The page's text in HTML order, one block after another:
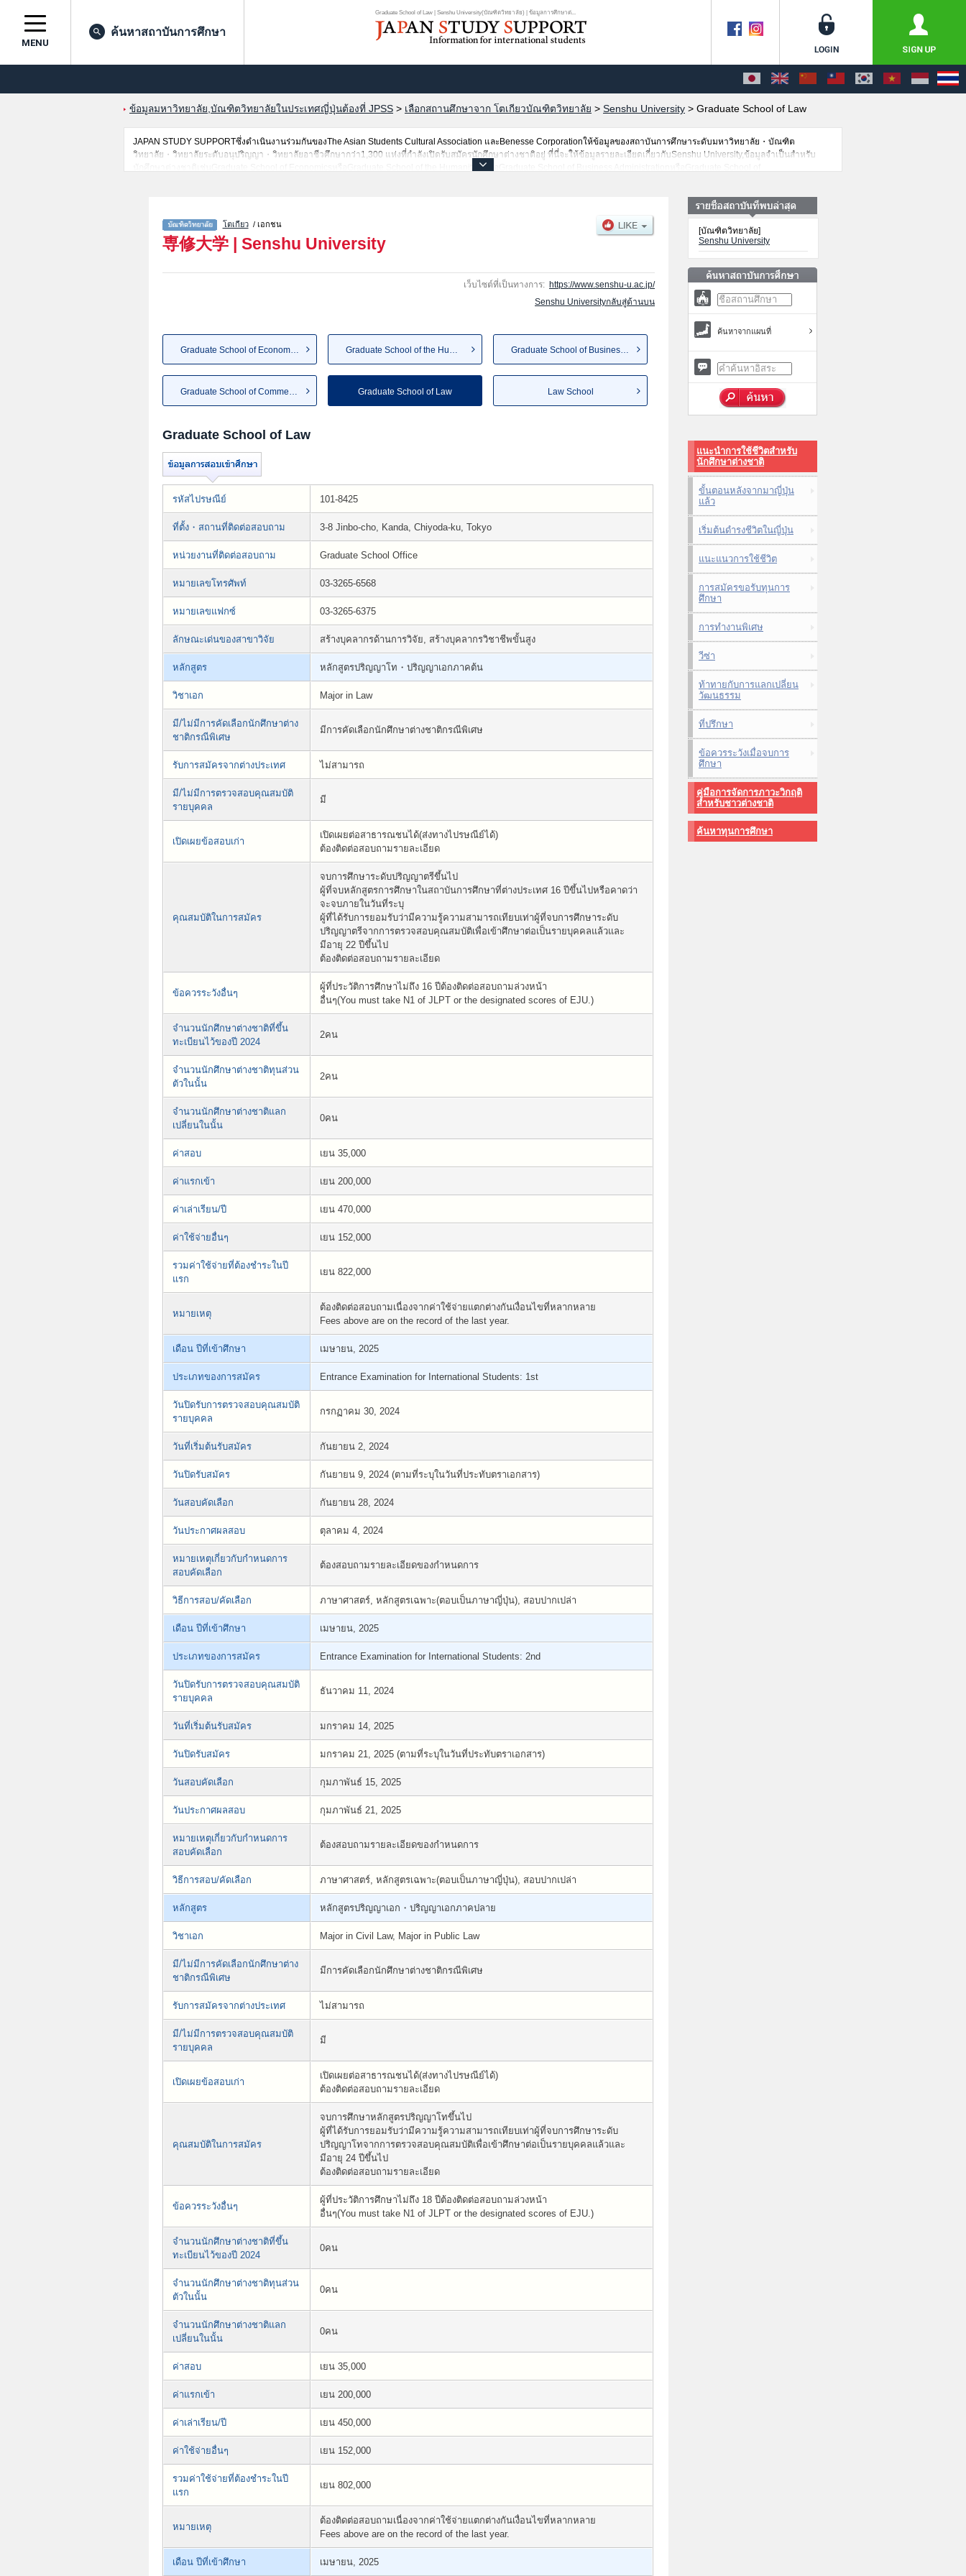
Graduate School of Law | Senshu University(บัณฑิตวิทยาลัย) | ข้อมูลการศึกษาต่...
MENU
ค้นหาสถาบันการศึกษา
ข้อมูลมหาวิทยาลัย,บัณฑิตวิทยาลัยในประเทศญี่ปุ่นต้องที่ JPSS > เลือกสถานศึกษาจาก โตเกียวบัณฑิตวิทยาลัย > Senshu University > Graduate School of Law
JAPAN STUDY SUPPORTซึ่งดำเนินงานร่วมกันของThe Asian Students Cultural Association และBenesse Corporationให้ข้อมูลของสถาบันการศึกษาระดับมหาวิทยาลัย・บัณฑิต
วิทยาลัย・วิทยาลัยระดับอนุปริญญา・วิทยาลัยอาชีวศึกษากว่า1,300 แห่งที่กำลังเปิดรับสมัครนักศึกษาต่างชาติอยู่ ที่นี่จะให้ข้อมูลรายละเอียดเกี่ยวกับSenshu University,ข้อมูลจำเป็นสำหรับ
นักศึกษาต่างชาติเช่นGraduate School of EconomicsหรือGraduate School of the HumanitiesหรือGraduate School of Business AdministrationหรือGraduate School of
โตเกียว/ เอกชน
専修大学 | Senshu University
เว็บไซต์ที่เป็นทางการ: https://www.senshu-u.ac.jp/
Senshu Universityกลับสู่ด้านบน
Graduate School of Economics Graduate School of the Humani... Graduate School of Business A...
Graduate School of Law Law School
Graduate School of Law
รหัสไปรษณีย์ 101-8425
ที่ตั้ง・สถานที่ติดต่อสอบถาม 3-8 Jinbo-cho, Kanda, Chiyoda-ku, Tokyo
หน่วยงานที่ติดต่อสอบถาม Graduate School Office
หมายเลขโทรศัพท์ 03-3265-6568
หมายเลขแฟกซ์ 03-3265-6375
ลักษณะเด่นของสาขาวิจัย สร้างบุคลากรด้านการวิจัย, สร้างบุคลากรวิชาชีพขั้นสูง
หลักสูตร หลักสูตรปริญญาโท・ปริญญาเอกภาคต้น
วิชาเอก Major in Law
มี/ไม่มีการคัดเลือกนักศึกษาต่าง
ชาติกรณีพิเศษ
มีการคัดเลือกนักศึกษาต่างชาติกรณีพิเศษ
รับการสมัครจากต่างประเทศ ไม่สามารถ
มี/ไม่มีการตรวจสอบคุณสมบัติ
รายบุคคล
มี
เปิดเผยข้อสอบเก่า
เปิดเผยต่อสาธารณชนได้(ส่งทางไปรษณีย์ได้)
ต้องติดต่อสอบถามรายละเอียด
คุณสมบัติในการสมัคร
จบการศึกษาระดับปริญญาตรีขึ้นไป
ผู้ที่จบหลักสูตรการศึกษาในสถาบันการศึกษาที่ต่างประเทศ 16 ปีขึ้นไปหรือคาดว่า
จะจบภายในวันที่ระบุ
ผู้ที่ได้รับการยอมรับว่ามีความรู้ความสามารถเทียบเท่าผู้ที่จบการศึกษาระดับ
ปริญญาตรีจากการตรวจสอบคุณสมบัติเพื่อเข้าศึกษาต่อเป็นรายบุคคลแล้วและ
มีอายุ 22 ปีขึ้นไป
ต้องติดต่อสอบถามรายละเอียด
ข้อควรระวังอื่นๆ
ผู้ที่ประวัติการศึกษาไม่ถึง 16 ปีต้องติดต่อสอบถามล่วงหน้า
อื่นๆ(You must take N1 of JLPT or the designated scores of EJU.)
จำนวนนักศึกษาต่างชาติที่ขึ้น
ทะเบียนไว้ของปี 2024
2คน
จำนวนนักศึกษาต่างชาติทุนส่วน
ตัวในนั้น
2คน
จำนวนนักศึกษาต่างชาติแลก
เปลี่ยนในนั้น
0คน
ค่าสอบ เยน 35,000
ค่าแรกเข้า เยน 200,000
ค่าเล่าเรียน/ปี เยน 470,000
ค่าใช้จ่ายอื่นๆ เยน 152,000
รวมค่าใช้จ่ายที่ต้องชำระในปี
แรก
เยน 822,000
หมายเหตุ
ต้องติดต่อสอบถามเนื่องจากค่าใช้จ่ายแตกต่างกันเงื่อนไขที่หลากหลาย
Fees above are on the record of the last year.
เดือน ปีที่เข้าศึกษา เมษายน, 2025
ประเภทของการสมัคร Entrance Examination for International Students: 1st
วันปิดรับการตรวจสอบคุณสมบัติ
รายบุคคล
กรกฏาคม 30, 2024
วันที่เริ่มต้นรับสมัคร กันยายน 2, 2024
วันปิดรับสมัคร กันยายน 9, 2024 (ตามที่ระบุในวันที่ประทับตราเอกสาร)
วันสอบคัดเลือก กันยายน 28, 2024
วันประกาศผลสอบ ตุลาคม 4, 2024
หมายเหตุเกี่ยวกับกำหนดการ
สอบคัดเลือก
ต้องสอบถามรายละเอียดของกำหนดการ
วิธีการสอบ/คัดเลือก ภาษาศาสตร์, หลักสูตรเฉพาะ(ตอบเป็นภาษาญี่ปุ่น), สอบปากเปล่า
เดือน ปีที่เข้าศึกษา เมษายน, 2025
ประเภทของการสมัคร Entrance Examination for International Students: 2nd
วันปิดรับการตรวจสอบคุณสมบัติ
รายบุคคล
ธันวาคม 11, 2024
วันที่เริ่มต้นรับสมัคร มกราคม 14, 2025
วันปิดรับสมัคร มกราคม 21, 2025 (ตามที่ระบุในวันที่ประทับตราเอกสาร)
วันสอบคัดเลือก กุมภาพันธ์ 15, 2025
วันประกาศผลสอบ กุมภาพันธ์ 21, 2025
หมายเหตุเกี่ยวกับกำหนดการ
สอบคัดเลือก
ต้องสอบถามรายละเอียดของกำหนดการ
วิธีการสอบ/คัดเลือก ภาษาศาสตร์, หลักสูตรเฉพาะ(ตอบเป็นภาษาญี่ปุ่น), สอบปากเปล่า
หลักสูตร หลักสูตรปริญญาเอก・ปริญญาเอกภาคปลาย
วิชาเอก Major in Civil Law, Major in Public Law
มี/ไม่มีการคัดเลือกนักศึกษาต่าง
ชาติกรณีพิเศษ
มีการคัดเลือกนักศึกษาต่างชาติกรณีพิเศษ
รับการสมัครจากต่างประเทศ ไม่สามารถ
มี/ไม่มีการตรวจสอบคุณสมบัติ
รายบุคคล
มี
เปิดเผยข้อสอบเก่า
เปิดเผยต่อสาธารณชนได้(ส่งทางไปรษณีย์ได้)
ต้องติดต่อสอบถามรายละเอียด
คุณสมบัติในการสมัคร
จบการศึกษาหลักสูตรปริญญาโทขึ้นไป
ผู้ที่ได้รับการยอมรับว่ามีความรู้ความสามารถเทียบเท่าผู้ที่จบการศึกษาระดับ
ปริญญาโทจากการตรวจสอบคุณสมบัติเพื่อเข้าศึกษาต่อเป็นรายบุคคลแล้วและ
มีอายุ 24 ปีขึ้นไป
ต้องติดต่อสอบถามรายละเอียด
ข้อควรระวังอื่นๆ
ผู้ที่ประวัติการศึกษาไม่ถึง 18 ปีต้องติดต่อสอบถามล่วงหน้า
อื่นๆ(You must take N1 of JLPT or the designated scores of EJU.)
จำนวนนักศึกษาต่างชาติที่ขึ้น
ทะเบียนไว้ของปี 2024
0คน
จำนวนนักศึกษาต่างชาติทุนส่วน
ตัวในนั้น
0คน
จำนวนนักศึกษาต่างชาติแลก
เปลี่ยนในนั้น
0คน
ค่าสอบ เยน 35,000
ค่าแรกเข้า เยน 200,000
ค่าเล่าเรียน/ปี เยน 450,000
ค่าใช้จ่ายอื่นๆ เยน 152,000
รวมค่าใช้จ่ายที่ต้องชำระในปี
แรก
เยน 802,000
หมายเหตุ
ต้องติดต่อสอบถามเนื่องจากค่าใช้จ่ายแตกต่างกันเงื่อนไขที่หลากหลาย
Fees above are on the record of the last year.
เดือน ปีที่เข้าศึกษา เมษายน, 2025
[บัณฑิตวิทยาลัย]
Senshu University
ค้นหาจากแผนที่
แนะนำการใช้ชีวิตสำหรับ
นักศึกษาต่างชาติ
ขั้นตอนหลังจากมาญี่ปุ่น
แล้ว
เริ่มต้นดำรงชีวิตในญี่ปุ่น
แนะแนวการใช้ชีวิต
การสมัครขอรับทุนการ
ศึกษา
การทำงานพิเศษ
วีซ่า
ท้าทายกับการแลกเปลี่ยน
วัฒนธรรม
ที่ปรึกษา
ข้อควรระวังเมื่อจบการ
ศึกษา
คู่มือการจัดการภาวะวิกฤติ
สำหรับชาวต่างชาติ
ค้นหาทุนการศึกษา